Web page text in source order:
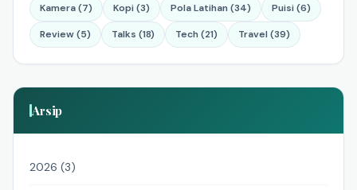
Kamera (7) Kopi (3) Pola Latihan (34) Puisi (6)
Review (5) Talks (18) Tech (21) Travel (39)
Arsip
2026 (3)